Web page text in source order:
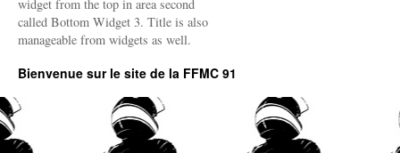
widget from the top in area second
called Bottom Widget 3. Title is also
manageable from widgets as well.
Bienvenue sur le site de la FFMC 91